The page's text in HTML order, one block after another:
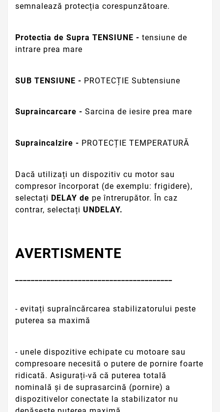
semnalează protecția corespunzătoare.
Protectia de Supra TENSIUNE - tensiune de
intrare prea mare
SUB TENSIUNE - PROTECȚIE Subtensiune
Supraincarcare - Sarcina de iesire prea mare
Supraincalzire - PROTECȚIE TEMPERATURĂ
Dacă utilizați un dispozitiv cu motor sau
compresor încorporat (de exemplu: frigidere),
selectați DELAY de pe întrerupător. În caz
contrar, selectați UNDELAY.
AVERTISMENTE
- evitați supraîncărcarea stabilizatorului peste
puterea sa maximă
- unele dispozitive echipate cu motoare sau
compresoare necesită o putere de pornire foarte
ridicată. Asigurați-vă că puterea totală
nominală și de suprasarcină (pornire) a
dispozitivelor conectate la stabilizator nu